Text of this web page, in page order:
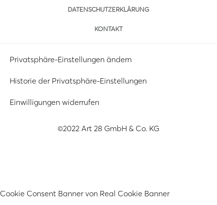
DATENSCHUTZERKLÄRUNG
KONTAKT
Privatsphäre-Einstellungen ändern
Historie der Privatsphäre-Einstellungen
Einwilligungen widerrufen
©2022 Art 28 GmbH & Co. KG
Cookie Consent Banner von Real Cookie Banner